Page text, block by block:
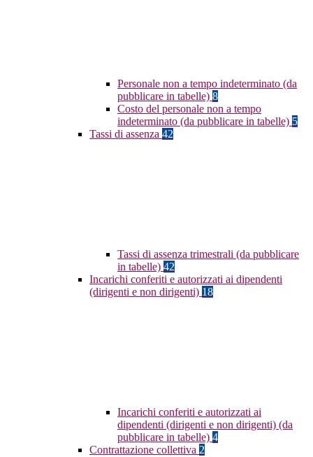
Personale non a tempo indeterminato (da
pubblicare in tabelle) 8
Costo del personale non a tempo
indeterminato (da pubblicare in tabelle) 5
Tassi di assenza 42
Tassi di assenza trimestrali (da pubblicare
in tabelle) 42
Incarichi conferiti e autorizzati ai dipendenti
(dirigenti e non dirigenti) 18
Incarichi conferiti e autorizzati ai
dipendenti (dirigenti e non dirigenti) (da
pubblicare in tabelle) 4
Contrattazione collettiva 2